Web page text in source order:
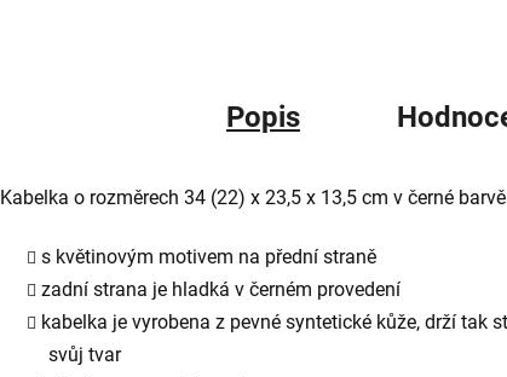
Popis
Kabelka o rozměrech 34 (22) x 23,5 x 13,5 cm v černé barvě
s květinovým motivem na přední straně
zadní strana je hladká v černém provedení
kabelka je vyrobena z pevné syntetické kůže, drží tak
svůj tvar